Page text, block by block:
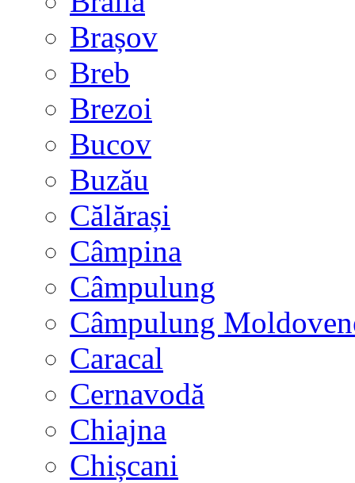
Brașov
Breb
Brezoi
Bucov
Buzău
Călărași
Câmpina
Câmpulung
Câmpulung
Caracal
Cernavodă
Chiajna
Chișcani